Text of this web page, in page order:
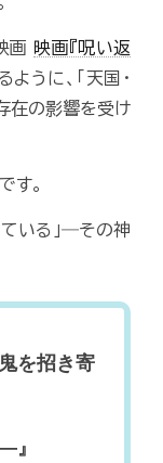
画 映画『呪い返
うに、「天国・
在の影響を受け
す。
ている」―その神
を招き寄
』